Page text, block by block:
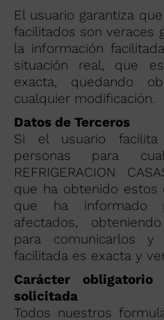
El usuario garantiza
facilitados son veraces
la información
situación real, que
exacta, quedando
cualquier modificación.
Datos de Terceros
Si el usuario
personas para
REFRIGERACION
que ha obtenido
que ha informado
afectados,
para comunicarlos
facilitada es exacta y
Carácter
solicitada
Todos nuestros